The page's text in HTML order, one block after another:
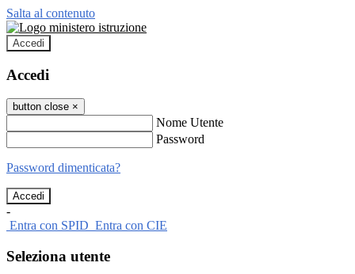
Salta al contenuto
Accedi
Accedi
button close ×
Nome Utente
Password
Password dimenticata?
-
Entra con SPID Entra con CIE
Seleziona utente